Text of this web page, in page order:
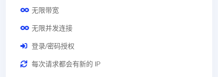
无限带宽
无限并发连接
登录/密码授权
每次请求都会有新的 IP